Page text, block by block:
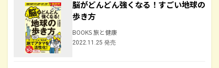
脳がどんどん強くなる！すごい地球の
歩き方
BOOKS 旅と健康
2022.11.25 発売